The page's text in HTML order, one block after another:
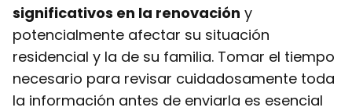
significativos en la renovación y
potencialmente afectar su situación
residencial y la de su familia. Tomar el tiempo
necesario para revisar cuidadosamente toda
la información antes de enviarla es esencial